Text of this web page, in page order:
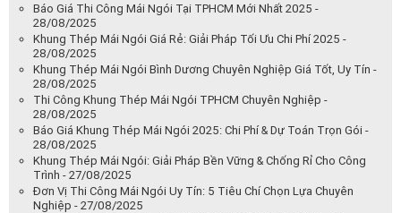
Báo Giá Thi Công Mái Ngói Tại TPHCM Mới Nhất 2025 -
28/08/2025
Khung Thép Mái Ngói Giá Rẻ: Giải Pháp Tối Ưu Chi Phí 2025 -
28/08/2025
Khung Thép Mái Ngói Bình Dương Chuyên Nghiệp Giá Tốt, Uy Tín -
28/08/2025
Thi Công Khung Thép Mái Ngói TPHCM Chuyên Nghiệp -
28/08/2025
Báo Giá Khung Thép Mái Ngói 2025: Chi Phí & Dự Toán Trọn Gói -
28/08/2025
Khung Thép Mái Ngói: Giải Pháp Bền Vững & Chống Rỉ Cho Công
Trình - 27/08/2025
Đơn Vị Thi Công Mái Ngói Uy Tín: 5 Tiêu Chí Chọn Lựa Chuyên
Nghiệp - 27/08/2025